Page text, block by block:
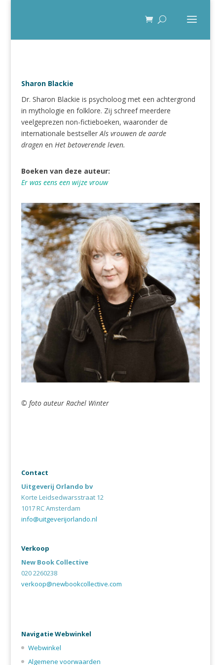
Sharon Blackie
Dr. Sharon Blackie is psycholoog met een achtergrond
in mythologie en folklore. Zij schreef meerdere
veelgeprezen non-fictieboeken, waaronder de
internationale bestsellerAls vrouwen de aarde
dragenen Het betoverende leven.
Boeken van deze auteur:
Er was eens een wijze vrouw
© foto auteur Rachel Winter
Contact
Uitgeverij Orlando bv
Korte Leidsedwarsstraat 12
1017 RC Amsterdam
info@uitgeverijorlando.nl
Verkoop
New Book Collective
020 2260238
verkoop@newbookcollective.com
Navigatie Webwinkel
Webwinkel
Algemene voorwaarden